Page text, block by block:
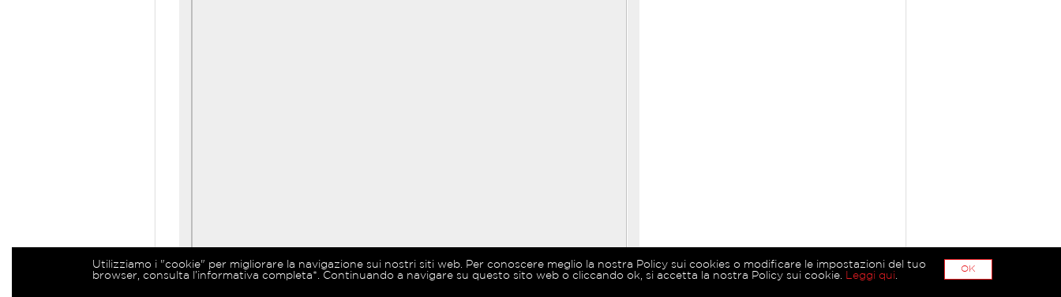
OK
Utilizziamo i "cookie" per migliorare la navigazione sui nostri siti web. Per conoscere meglio la nostra Policy sui cookies o modificare le impostazioni del tuo
browser, consulta l’informativa completa*. Continuando a navigare su questo sito web o cliccando ok, si accetta la nostra Policy sui cookie.
Leggi qui